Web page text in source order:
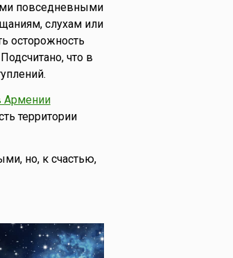
повседневными
слухам или
осторожность
что в
Армении
территории
но, к счастью,